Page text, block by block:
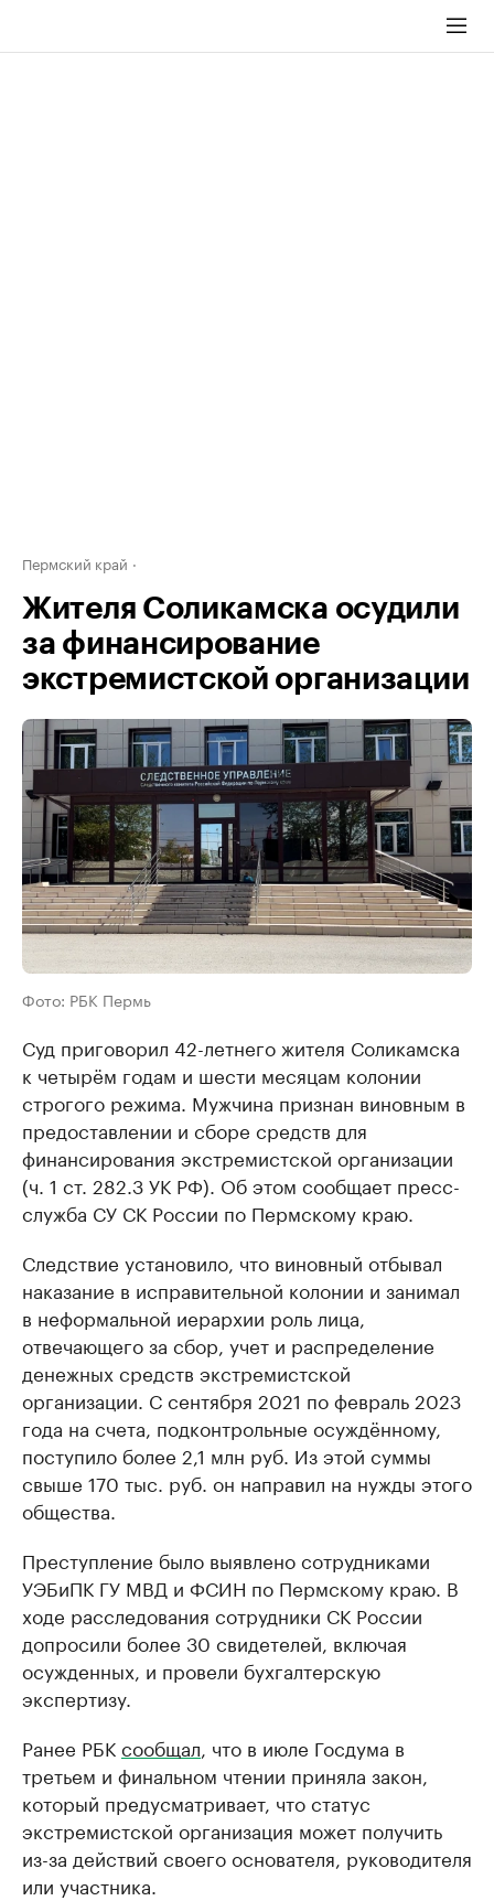
Пермский край
Жителя Соликамска осудили
за финансирование
экстремистской организации
Фото: РБК Пермь
Суд приговорил 42-летнего жителя Соликамска
к четырём годам и шести месяцам колонии
строгого режима. Мужчина признан виновным в
предоставлении и сборе средств для
финансирования экстремистской организации
(ч. 1 ст. 282.3 УК РФ). Об этом сообщает пресс-
служба СУ СК России по Пермскому краю.
Следствие установило, что виновный отбывал
наказание в исправительной колонии и занимал
в неформальной иерархии роль лица,
отвечающего за сбор, учет и распределение
денежных средств экстремистской
организации. С сентября 2021 по февраль 2023
года на счета, подконтрольные осуждённому,
поступило более 2,1 млн руб. Из этой суммы
свыше 170 тыс. руб. он направил на нужды этого
общества.
Преступление было выявлено сотрудниками
УЭБиПК ГУ МВД и ФСИН по Пермскому краю. В
ходе расследования сотрудники СК России
допросили более 30 свидетелей, включая
осужденных, и провели бухгалтерскую
экспертизу.
Ранее РБКсообщал , что в июле Госдума в
третьем и финальном чтении приняла закон,
который предусматривает, что статус
экстремистской организация может получить
из-за действий своего основателя, руководителя
или участника.